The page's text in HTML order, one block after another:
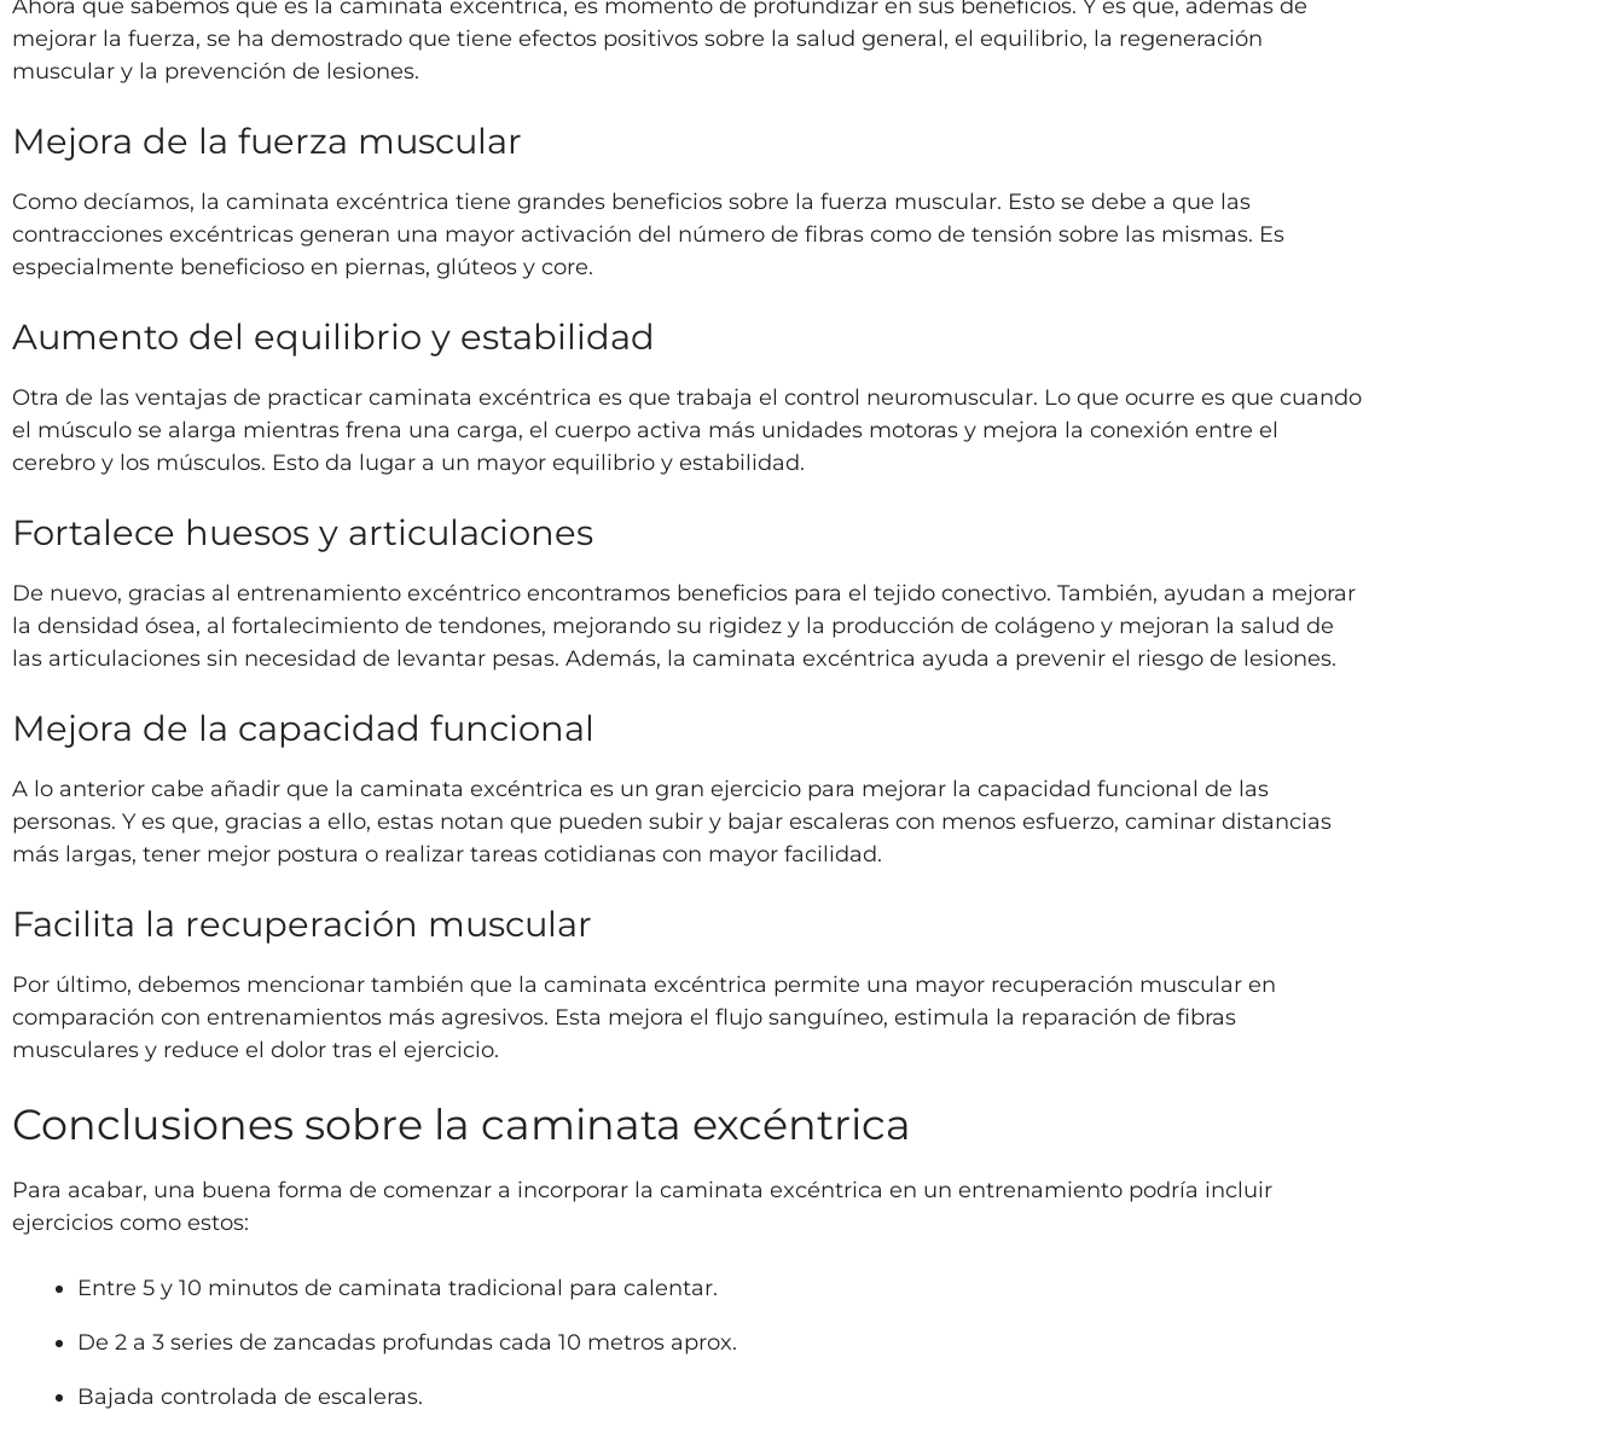
Ahora que sabemos qué es la caminata excéntrica, es momento de profundizar en sus beneficios. Y es que, además de
mejorar la fuerza, se ha demostrado que tiene efectos positivos sobre la salud general, el equilibrio, la regeneración
muscular y la prevención de lesiones.
Mejora de la fuerza muscular
Como decíamos, la caminata excéntrica tiene grandes beneficios sobre la fuerza muscular. Esto se debe a que las
contracciones excéntricas generan una mayor activación del número de fibras como de tensión sobre las mismas. Es
especialmente beneficioso en piernas, glúteos y core.
Aumento del equilibrio y estabilidad
Otra de las ventajas de practicar caminata excéntrica es que trabaja el control neuromuscular. Lo que ocurre es que cuando
el músculo se alarga mientras frena una carga, el cuerpo activa más unidades motoras y mejora la conexión entre el
cerebro y los músculos. Esto da lugar a un mayor equilibrio y estabilidad.
Fortalece huesos y articulaciones
De nuevo, gracias al entrenamiento excéntrico encontramos beneficios para el tejido conectivo. También, ayudan a mejorar
la densidad ósea, al fortalecimiento de tendones, mejorando su rigidez y la producción de colágeno y mejoran la salud de
las articulaciones sin necesidad de levantar pesas. Además, la caminata excéntrica ayuda a prevenir el riesgo de lesiones.
Mejora de la capacidad funcional
A lo anterior cabe añadir que la caminata excéntrica es un gran ejercicio para mejorar la capacidad funcional de las
personas. Y es que, gracias a ello, estas notan que pueden subir y bajar escaleras con menos esfuerzo, caminar distancias
más largas, tener mejor postura o realizar tareas cotidianas con mayor facilidad.
Facilita la recuperación muscular
Por último, debemos mencionar también que la caminata excéntrica permite una mayor recuperación muscular en
comparación con entrenamientos más agresivos. Esta mejora el flujo sanguíneo, estimula la reparación de fibras
musculares y reduce el dolor tras el ejercicio.
Conclusiones sobre la caminata excéntrica
Para acabar, una buena forma de comenzar a incorporar la caminata excéntrica en un entrenamiento podría incluir
ejercicios como estos:
Entre 5 y 10 minutos de caminata tradicional para calentar.
De 2 a 3 series de zancadas profundas cada 10 metros aprox.
Bajada controlada de escaleras.